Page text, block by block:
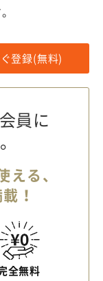
登録(無料)
員に
る、
！
全無料